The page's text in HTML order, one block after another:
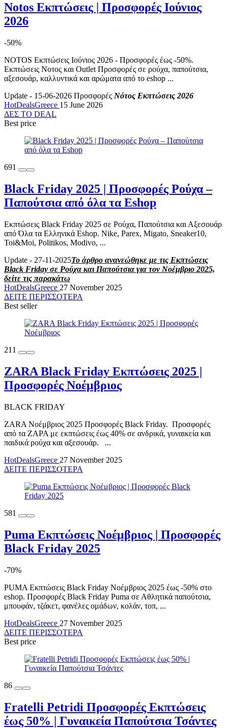
Notos Εκπτώσεις | Προσφορές Ιούνιος
2026
-50%
NOTOS Εκπτώσεις Ιούνιος 2026 - Προσφορές έως -50%.
Εκπτώσεις Νοτος και Outlet Προσφορές σε ρούχα, παπούτσια,
αξεσουάρ, καλλυντικά και αρώματα από το eshop ...
Update - 15-06-2026 Προσφορές Νότος Εκπτώσεις 2026
HotDealsGreece 15 June 2026
ΔΕΣ ΤΟ DEAL
Best price
691
Black Friday 2025 | Προσφορές Ρούχα –
Παπούτσια από όλα τα Εshop
Εκπτώσεις Black Friday 2025 σε Ρούχα, Παπούτσια και Αξεσουάρ
από Όλα τα Ελληνικά Eshop. Nike, Parex, Migato, Sneaker10,
Toi&Moi, Politikos, Modivo, ...
Update - 27-11-2025Το άρθρο ανανεώθηκε με τις Εκπτώσεις
Black Friday σε Ρούχα και Παπούτσια για τον Νοέμβριο 2025,
δείτε τις παρακάτω
HotDealsGreece 27 November 2025
ΔΕΙΤΕ ΠΕΡΙΣΣΟΤΕΡΑ
Best seller
211
ZARA Black Friday Εκπτώσεις 2025 |
Προσφορές Νοέμβριος
BLACK FRIDAY
ZARA Νοέμβριος 2025 Προσφορές Black Friday. Προσφορές
από τα ΖΑΡΑ με εκπτώσεις έως 40% σε ανδρικά, γυναικεία και
παιδικά ρούχα και αξεσουάρ. ...
HotDealsGreece 27 November 2025
ΔΕΙΤΕ ΠΕΡΙΣΣΟΤΕΡΑ
581
Puma Εκπτώσεις Νοέμβριος | Προσφορές
Black Friday 2025
-70%
PUMA Εκπτώσεις Black Friday Νοέμβριος 2025 έως -50% στο
eshop. Προσφορές Black Friday Puma σε Αθλητικά παπούτσια,
μπουφάν, τζάκετ, φανέλες ομάδων, κολάν, τοπ, ...
HotDealsGreece 27 November 2025
ΔΕΙΤΕ ΠΕΡΙΣΣΟΤΕΡΑ
Best price
86
Fratelli Petridi Προσφορές Εκπτώσεις
έως 50% | Γυναικεία Παπούτσια Τσάντες